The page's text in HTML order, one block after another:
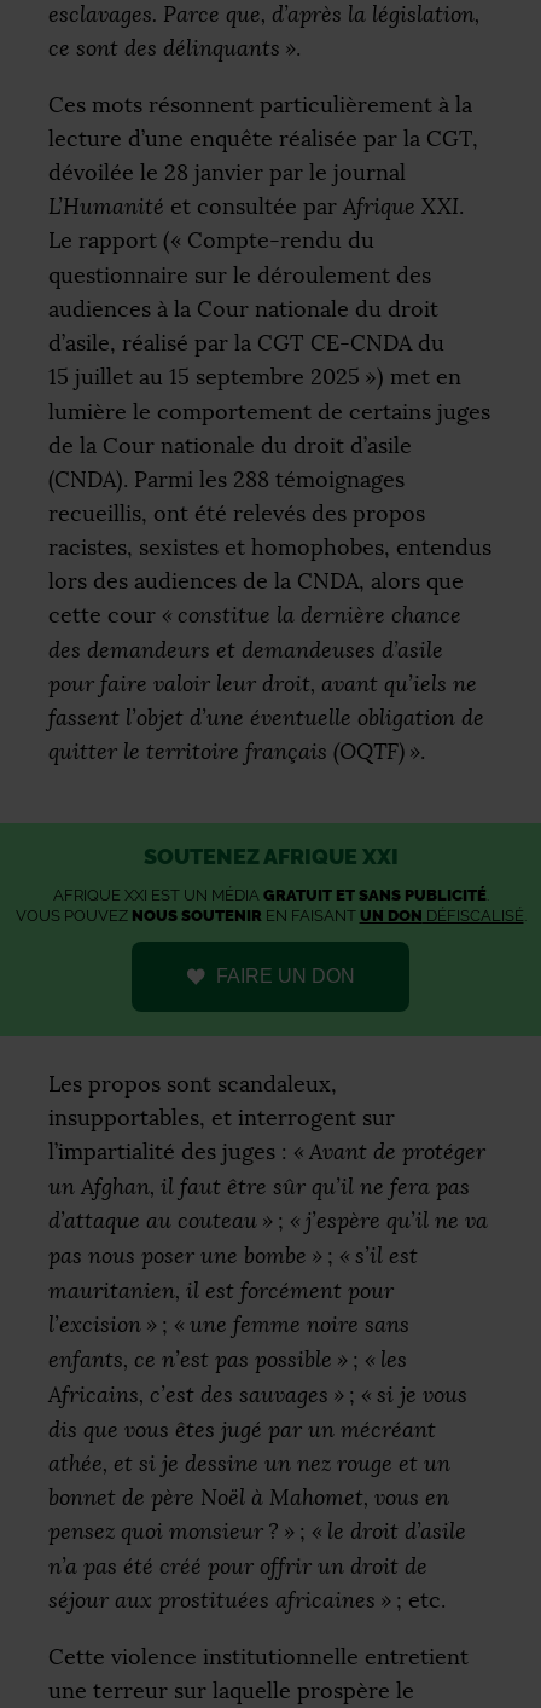
esclavages. Parce que, d’après la législation,
ce sont des délinquants ».
Ces mots résonnent particulièrement à la
lecture d’une enquête réalisée par la CGT,
dévoilée le 28 janvier par le journal
L’Humanité et consultée par Afrique XXI.
Le rapport (« Compte-rendu du
questionnaire sur le déroulement des
audiences à la Cour nationale du droit
d’asile, réalisé par la CGT CE-CNDAdu
15 juillet au 15 septembre 2025 ») met en
lumière le comportement de certains juges
de la Cour nationale du droit d’asile
(CNDA). Parmi les 288 témoignages
recueillis, ont été relevés des propos
racistes, sexistes et homophobes, entendus
lors des audiences de la CNDA, alors que
cette cour « constitue la dernière chance
des demandeurs et demandeuses d’asile
pour faire valoir leur droit, avant qu’iels ne
fassent l’objet d’une éventuelle obligation de
quitter le territoire français (OQTF) ».
SOUTENEZ AFRIQUE XXI
AFRIQUE XXI EST UN MÉDIA GRATUIT ET SANS PUBLICITÉ.
VOUS POUVEZ NOUS SOUTENIR EN FAISANT UN DON DÉFISCALISÉ
FAIRE UN DON
Les propos sont scandaleux,
insupportables, et interrogent sur
l’impartialité des juges : « Avant de protéger
un Afghan, il faut être sûr qu’il ne fera pas
d’attaque au couteau » ; « j’espère qu’il ne va
pas nous poser une bombe » ; « s’il est
mauritanien, il est forcément pour
l’excision » ; « une femme noire sans
enfants, ce n’est pas possible » ; « les
Africains, c’est des sauvages » ; « si je vous
dis que vous êtes jugé par un mécréant
athée, et si je dessine un nez rouge et un
bonnet de père Noël à Mahomet, vous en
pensez quoi monsieur ? » ; « le droit d’asile
n’a pas été créé pour offrir un droit de
séjour aux prostituées africaines » ; etc.
Cette violence institutionnelle entretient
une terreur sur laquelle prospère le